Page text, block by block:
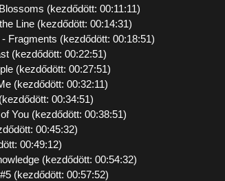
(kezdődött: 00:11:11)
Line (kezdődött: 00:14:31)
Fragments (kezdődött: 00:18:51)
(kezdődött: 00:22:51)
(kezdődött: 00:27:51)
(kezdődött: 00:32:11)
00:34:51)
You (kezdődött: 00:38:51)
00:45:32)
00:49:12)
(kezdődött: 00:54:32)
(kezdődött: 00:57:52)